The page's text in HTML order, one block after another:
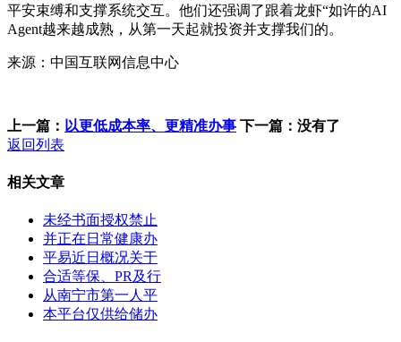
平安束缚和支撑系统交互。他们还强调了跟着龙虾“如许的AI
Agent越来越成熟，从第一天起就投资并支撑我们的。
来源：中国互联网信息中心
上一篇： 以更低成本率、更精准办事 下一篇：没有了
返回列表
相关文章
未经书面授权禁止
并正在日常健康办
平易近日概况关于
合适等保、PR及行
从南宁市第一人平
本平台仅供给储办